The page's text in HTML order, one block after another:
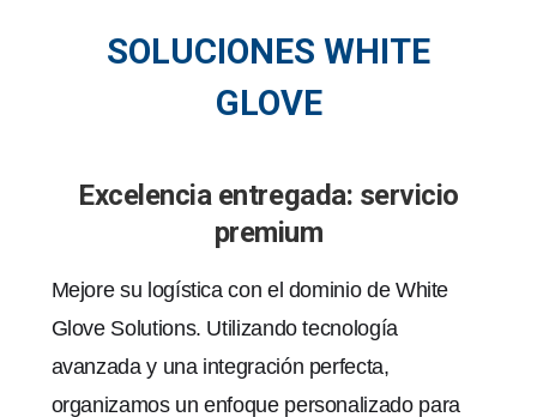
SOLUCIONES WHITE
GLOVE
Excelencia entregada: servicio
premium
Mejore su logística con el dominio de White
Glove Solutions. Utilizando tecnología
avanzada y una integración perfecta,
organizamos un enfoque personalizado para